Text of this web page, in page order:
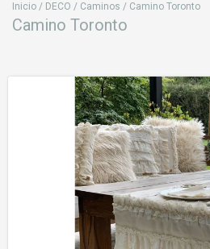
Inicio / DECO / Caminos / Camino Toronto
Camino Toronto